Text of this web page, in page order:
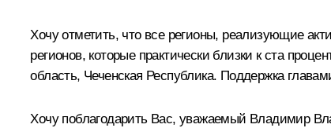
Хочу отметить, что все регионы, реализующие
регионов, которые практически близки к ста
область, Чеченская Республика. Поддержка
Хочу поблагодарить Вас, уважаемый Владимир